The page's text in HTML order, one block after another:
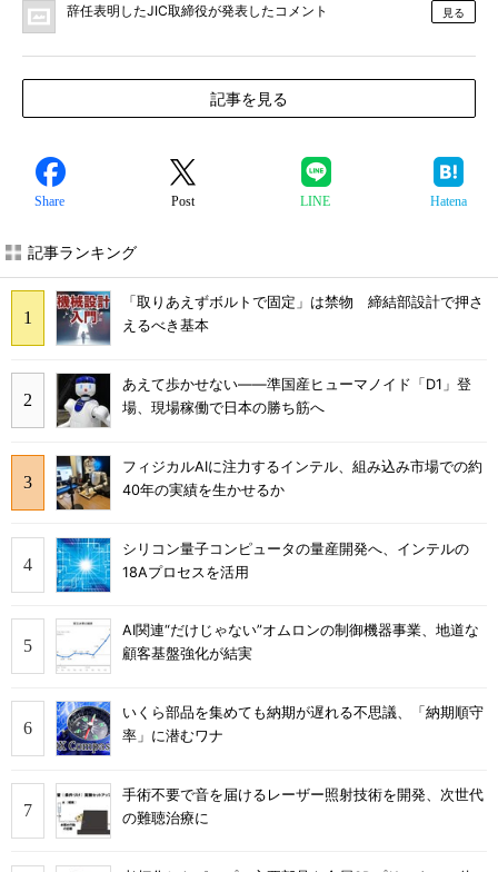
辞任表明したJIC取締役が発表したコメント 見る
記事を見る
Share Post LINE Hatena
記事ランキング
「取りあえずボルトで固定」は禁物 締結部設計で押さ
えるべき基本
あえて歩かせない――準国産ヒューマノイド「D1」登
場、現場稼働で日本の勝ち筋へ
フィジカルAIに注力するインテル、組み込み市場での約
40年の実績を生かせるか
シリコン量子コンピュータの量産開発へ、インテルの
18Aプロセスを活用
AI関連“だけじゃない”オムロンの制御機器事業、地道な
顧客基盤強化が結実
いくら部品を集めても納期が遅れる不思議、「納期順守
率」に潜むワナ
手術不要で音を届けるレーザー照射技術を開発、次世代
の難聴治療に